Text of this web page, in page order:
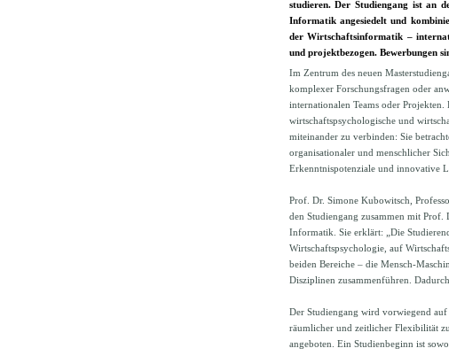
studieren. Der Studiengang ist an
Informatik angesiedelt und
der Wirtschaftsinformatik –
und projektbezogen. Bewerbungen
Im Zentrum des neuen
komplexer Forschungsfragen oder
internationalen Teams oder
wirtschaftspsychologische und
miteinander zu verbinden: Sie
organisationaler und menschlicher
Erkenntnispotenziale und innovative
Prof. Dr. Simone Kubowitsch,
den Studiengang zusammen mit
Informatik. Sie erklärt: „Die
Wirtschaftspsychologie, auf
beiden Bereiche – die Mensch-
Disziplinen zusammenführen.
Der Studiengang wird vorwiegend
räumlicher und zeitlicher Flexibilität
angeboten. Ein Studienbeginn ist